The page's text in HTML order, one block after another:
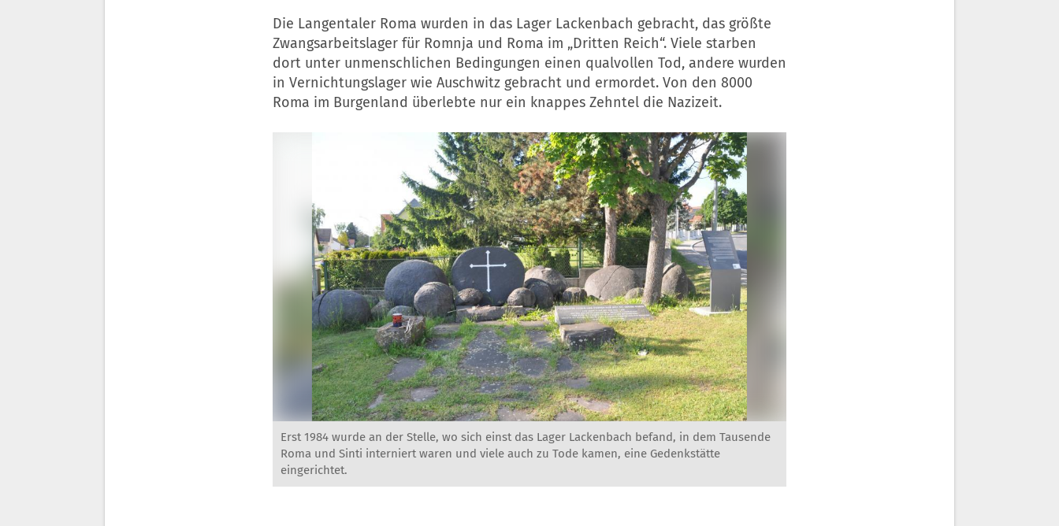
Die Langentaler Roma wurden in das Lager Lackenbach gebracht, das größte
Zwangsarbeitslager für Romnja und Roma im „Dritten Reich“. Viele starben
dort unter unmenschlichen Bedingungen einen qualvollen Tod, andere wurden
in Vernichtungslager wie Auschwitz gebracht und ermordet. Von den 8000
Roma im Burgenland überlebte nur ein knappes Zehntel die Nazizeit.
Erst 1984 wurde an der Stelle, wo sich einst das Lager Lackenbach befand, in dem Tausende
Roma und Sinti interniert waren und viele auch zu Tode kamen, eine Gedenkstätte
eingerichtet.